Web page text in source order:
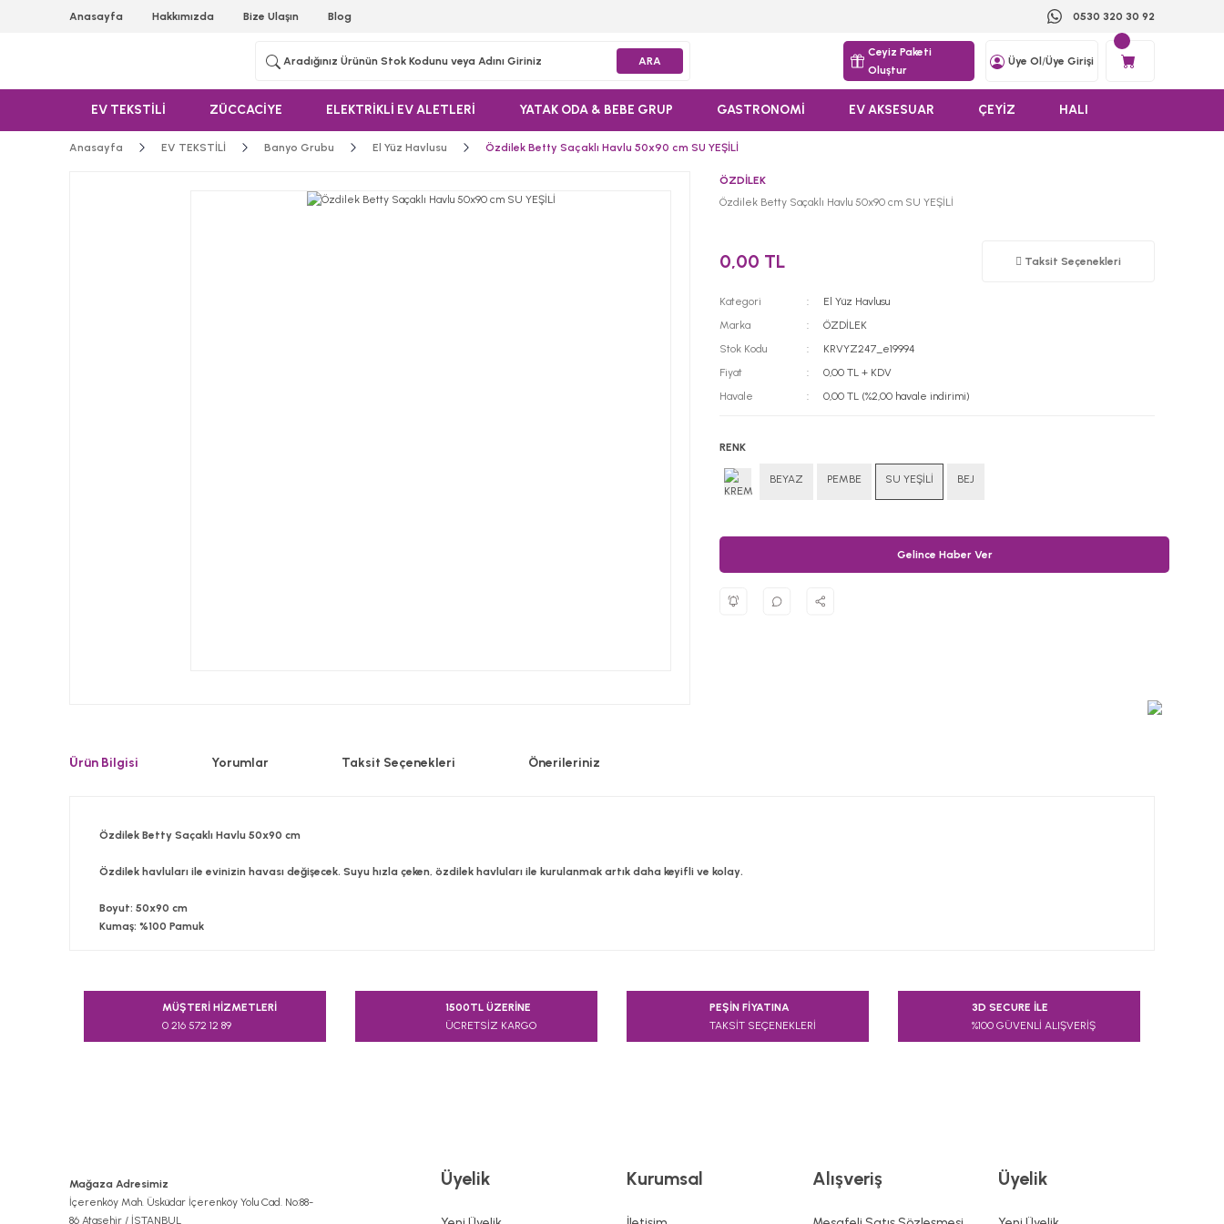
Anasayfa Hakkımızda Bize Ulaşın Blog 0530 320 30 92
ARA
Ceyiz Paketi
Oluştur
Üye Ol /Üye Girişi
EV TEKSTİLİ ZÜCCACİYE ELEKTRİKLİ EV ALETLERİ YATAK ODA & BEBE GRUP GASTRONOMİ EV AKSESUAR ÇEYİZ HALI
Anasayfa EV TEKSTİLİ Banyo Grubu El Yüz Havlusu Özdilek Betty Saçaklı Havlu 50x90 cm SU YEŞİLİ
ÖZDİLEK
Özdilek Betty Saçaklı Havlu 50x90 cm SU YEŞİLİ
0,00 TL Taksit Seçenekleri
Kategori
El Yüz Havlusu
Marka
ÖZDİLEK
Stok Kodu
KRVYZ247_e19994
Fiyat
0,00 TL + KDV
Havale
0,00 TL (%2,00 havale indirimi)
RENK
BEYAZ PEMBE SU YEŞİLİ BEJ
Gelince Haber Ver
Ürün Bilgisi Yorumlar Taksit Seçenekleri Önerileriniz
Özdilek Betty Saçaklı Havlu 50x90 cm
Özdilek havluları ile evinizin havası değişecek. Suyu hızla çeken, özdilek havluları ile kurulanmak artık daha keyifli ve kolay.
Boyut: 50x90 cm
Kumaş: %100 Pamuk
Bu ürünün fiyat bilgisi, resim, ürün açıklamalarında ve diğer konularda yetersiz gördüğünüz noktaları öneri formunu kullanarak tarafımıza iletebilirsiniz.
Görüş ve önerileriniz için teşekkür ederiz.
MÜŞTERİ HİZMETLERİ
0 216 572 12 89
1500TL ÜZERİNE
ÜCRETSİZ KARGO
PEŞİN FİYATINA
TAKSİT SEÇENEKLERİ
3D SECURE İLE
%100 GÜVENLİ ALIŞVERİŞ
Mağaza Adresimiz
İçerenköy Mah. Üsküdar İçerenköy Yolu Cad. No:88-
86 Ataşehir / İSTANBUL
Üyelik Kurumsal Alışveriş Üyelik